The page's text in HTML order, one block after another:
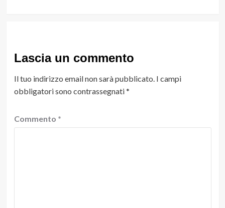
Lascia un commento
Il tuo indirizzo email non sarà pubblicato. I campi
obbligatori sono contrassegnati*
Commento *